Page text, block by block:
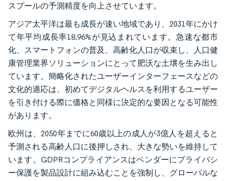
スプールの予測精度を向上させています。
アジア太平洋は最も成長が速い地域であり、2031年にかけ
て年平均成長率18.96%が見込まれています。急速な都市
化、スマートフォンの普及、高齢化人口が収束し、人口健
康管理業界ソリューションにとって肥沃な土壌を生み出し
ています。簡略化されたユーザーインターフェースなどの
文化的適応は、初めてデジタルヘルスを利用するユーザー
を引き付ける際に価格と同様に決定的な要因となる可能性
があります。
欧州は、2050年までに60歳以上の成人が3億人を超えると
予測される高齢人口に後押しされ、大きな勢いを維持して
います。GDPRコンプライアンスはベンダーにプライバシ
ー保護を製品設計に組み込むことを強制し、グローバルな